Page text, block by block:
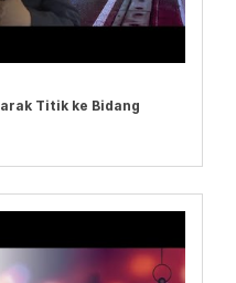
Titik ke Bidang